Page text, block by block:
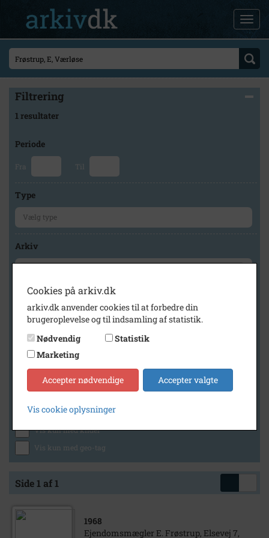
Filtrering
1 resultater
Periode
Fra Til
Type
Arkiv
Geografi
Generelt
Vis kun med billeder
Vis kun med lydklip
Vis kun med kilder
Vis kun med geo-tag
Side 1 af 1
1968
Ejendomsmægler E. Frøstrup, Elsevej 7,
Cookies på arkiv.dk
arkiv.dk anvender cookies til at forbedre din
brugeroplevelse og til indsamling af statistik.
Nødvendig
Statistik
Marketing
Accepter nødvendige Accepter valgte
Vis cookie oplysninger